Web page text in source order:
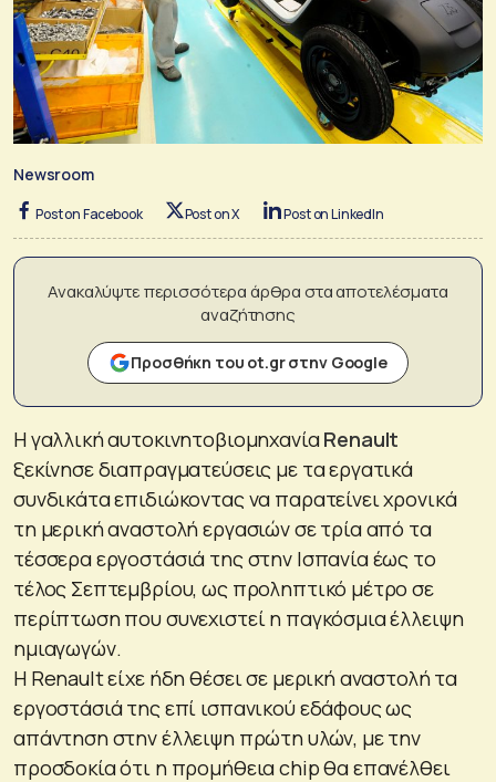
Newsroom
Post on Facebook Post on X Post on LinkedIn
Ανακαλύψτε περισσότερα άρθρα στα αποτελέσματα
αναζήτησης
Προσθήκη του ot.gr στην Google
Η γαλλική αυτοκινητοβιομηχανίαRenault
ξεκίνησε διαπραγματεύσεις με τα εργατικά
συνδικάτα επιδιώκοντας να παρατείνει χρονικά
τη μερική αναστολή εργασιών σε τρία από τα
τέσσερα εργοστάσιά της στην Ισπανία έως το
τέλος Σεπτεμβρίου, ως προληπτικό μέτρο σε
περίπτωση που συνεχιστεί η παγκόσμια έλλειψη
ημιαγωγών.
Η Renault είχε ήδη θέσει σε μερική αναστολή τα
εργοστάσιά της επί ισπανικού εδάφους ως
απάντηση στην έλλειψη πρώτη υλών, με την
προσδοκία ότι η προμήθεια chip θα επανέλθει